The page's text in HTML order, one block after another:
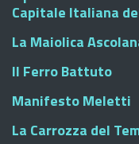
Capitale Italiana
La Maiolica
Il Ferro Battuto
Manifesto Meletti
La Carrozza del